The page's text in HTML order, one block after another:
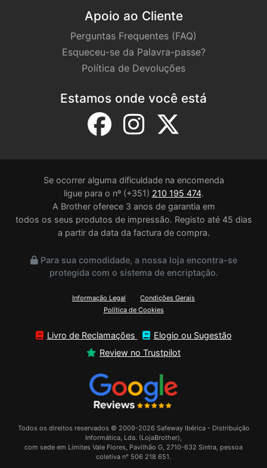
Apoio ao Cliente
Perguntas Frequentes (FAQ)
Esqueceu-se da Palavra-passe?
Política de Devoluções
Estamos onde você está
Se ocorrer alguma dificuldade na encomenda
ligue para o nº (+351) 210 195 474.
A Brother oferece 3 anos de garantia em
todos os seus produtos de impressão. Registo até 45 dias
a partir da data da factura de compra.
Para sua comodidade, a nossa loja encontra-se
protegida com o sistema de encriptação.
Informação Legal
Condições Gerais
Política de Cookies
Livro de Reclamações
Elogio ou Sugestão
Review no Trustpilot
Todos os direitos reservados © 2009-2026 Safeway Ibérica - Distribuição
Informática, Lda. (LojaBrother),
com sede em Limites Vale Flores, Pavilhão G, 2710-632 Sintra, pessoa
coletiva n° 506 218 651.